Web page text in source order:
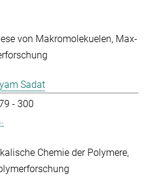
von Makromolekuelen Max-
Sadat
- 300
Chemie der Polymere